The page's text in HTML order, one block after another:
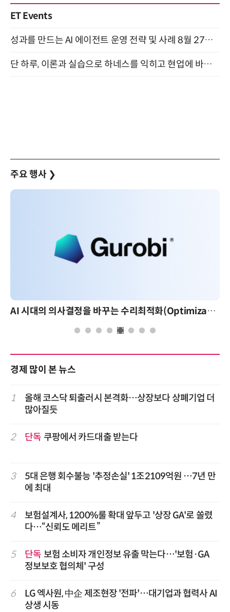
ET Events
성과를 만드는 AI 에이전트 운영 전략 및 사례 8월 27일 개최
단 하루, 이론과 실습으로 하네스를 익히고 현업에 바로 쓰는 핸즈온 워크숍 (8/20)
주요 행사 ❯
AI 시대의 의사결정을 바꾸는 수리최적화(Optimization): 실제 산업 적용 사례와 활용 전략
경제 많이 본 뉴스
1
올해 코스닥 퇴출러시 본격화…상장보다 상폐기업 더
많아질듯
2 단독 쿠팡에서 카드대출 받는다
3
5대 은행 회수불능 '추정손실' 1조2109억원 …7년 만
에 최대
4
보험설계사, 1200%룰 확대 앞두고 '상장 GA'로 쏠렸
다…“신뢰도 메리트”
5 단독 보험 소비자 개인정보 유출 막는다…'보험·GA
정보보호 협의체' 구성
6
LG 엑사원, 中企 제조현장 '전파'…대기업과 협력사 AI
상생 시동